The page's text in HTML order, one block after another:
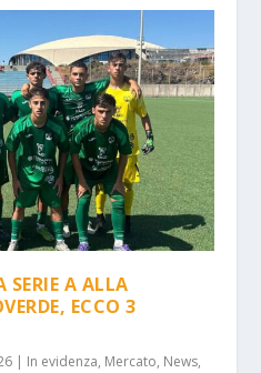
A ALLA
ECCO 3
| In evidenza, Mercato, News,